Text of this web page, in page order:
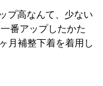
プ高なんて、少ない
番アップしたかた
月補整下着を着用し